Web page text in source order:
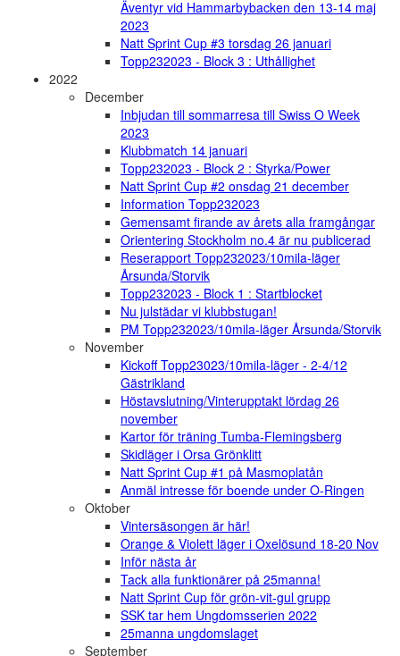
Äventyr vid Hammarbybacken den 13-14 maj
2023
Natt Sprint Cup #3 torsdag 26 januari
Topp232023 - Block 3 : Uthållighet
2022
December
Inbjudan till sommarresa till Swiss O Week
2023
Klubbmatch 14 januari
Topp232023 - Block 2 : Styrka/Power
Natt Sprint Cup #2 onsdag 21 december
Information Topp232023
Gemensamt firande av årets alla framgångar
Orientering Stockholm no.4 är nu publicerad
Reserapport Topp232023/10mila-läger
Årsunda/Storvik
Topp232023 - Block 1 : Startblocket
Nu julstädar vi klubbstugan!
PM Topp232023/10mila-läger Årsunda/Storvik
November
Kickoff Topp23023/10mila-läger - 2-4/12
Gästrikland
Höstavslutning/Vinterupptakt lördag 26
november
Kartor för träning Tumba-Flemingsberg
Skidläger i Orsa Grönklitt
Natt Sprint Cup #1 på Masmoplatån
Anmäl intresse för boende under O-Ringen
Oktober
Vintersäsongen är här!
Orange & Violett läger i Oxelösund 18-20 Nov
Inför nästa år
Tack alla funktionärer på 25manna!
Natt Sprint Cup för grön-vit-gul grupp
SSK tar hem Ungdomsserien 2022
25manna ungdomslaget
September